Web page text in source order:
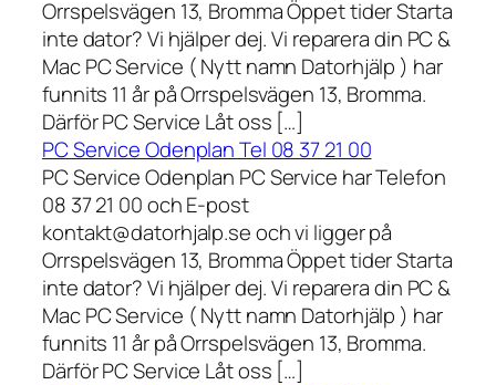
Orrspelsvägen 13, Bromma Öppet tider Starta
inte dator? Vi hjälper dej. Vi reparera din PC &
Mac PC Service ( Nytt namn Datorhjälp ) har
funnits 11 år på Orrspelsvägen 13, Bromma.
Därför PC Service Låt oss […]
PC Service Odenplan Tel 08 37 21 00
PC Service Odenplan PC Service har Telefon
08 37 21 00 och E-post
kontakt@datorhjalp.se och vi ligger på
Orrspelsvägen 13, Bromma Öppet tider Starta
inte dator? Vi hjälper dej. Vi reparera din PC &
Mac PC Service ( Nytt namn Datorhjälp ) har
funnits 11 år på Orrspelsvägen 13, Bromma.
Därför PC Service Låt oss […]